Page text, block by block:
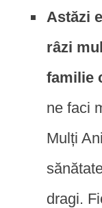
Astăzi
râzi
familie
ne faci
Mulți
dragi.